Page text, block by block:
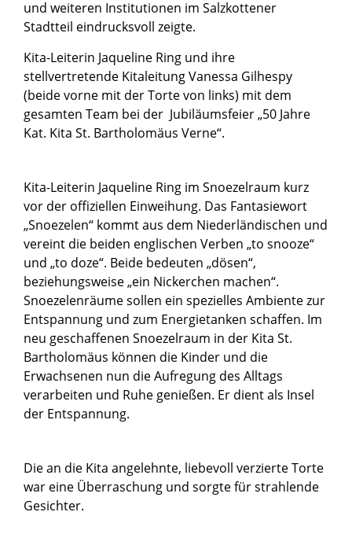
und weiteren Institutionen im Salzkottener
Stadtteil eindrucksvoll zeigte.
Kita-Leiterin Jaqueline Ring und ihre
stellvertretende Kitaleitung Vanessa Gilhespy
(beide vorne mit der Torte von links) mit dem
gesamten Team bei der Jubiläumsfeier „50 Jahre
Kat. Kita St. Bartholomäus Verne“.
Kita-Leiterin Jaqueline Ring im Snoezelraum kurz
vor der offiziellen Einweihung. Das Fantasiewort
„Snoezelen“ kommt aus dem Niederländischen und
vereint die beiden englischen Verben „to snooze“
und „to doze“. Beide bedeuten „dösen“,
beziehungsweise „ein Nickerchen machen“.
Snoezelenräume sollen ein spezielles Ambiente zur
Entspannung und zum Energietanken schaffen. Im
neu geschaffenen Snoezelraum in der Kita St.
Bartholomäus können die Kinder und die
Erwachsenen nun die Aufregung des Alltags
verarbeiten und Ruhe genießen. Er dient als Insel
der Entspannung.
Die an die Kita angelehnte, liebevoll verzierte Torte
war eine Überraschung und sorgte für strahlende
Gesichter.